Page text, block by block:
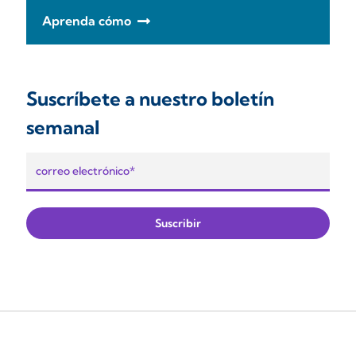
Aprenda cómo
Suscríbete a nuestro boletín
semanal